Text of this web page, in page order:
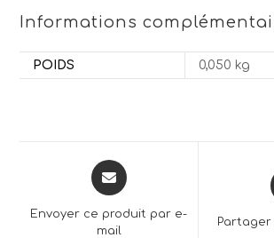
Informations
POIDS 0,050 kg
Opens
in
new
Envoyer ce produit par e-
mail
Partager